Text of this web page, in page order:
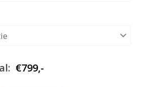
€799,-